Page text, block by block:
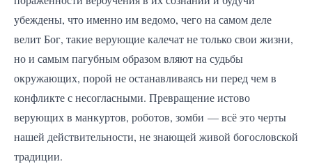
убеждены, что именно им ведомо, чего на самом деле
велит Бог, такие верующие калечат не только свои жизни,
но и самым пагубным образом вляют на судьбы
окружающих, порой не останавливаясь ни перед чем в
конфликте с несогласными. Превращение истово
верующих в манкуртов, роботов, зомби — всё это черты
нашей действительности, не знающей живой богословской
традиции.